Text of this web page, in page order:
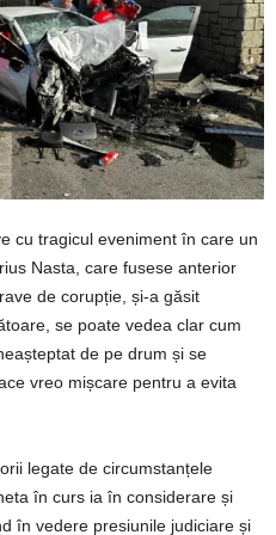
cu tragicul eveniment în care un
Nasta, care fusese anterior
de corupție, și-a găsit
se poate vedea clar cum
de pe drum și se
vreo mișcare pentru a evita
legate de circumstanțele
în curs ia în considerare și
în vedere presiunile judiciare și